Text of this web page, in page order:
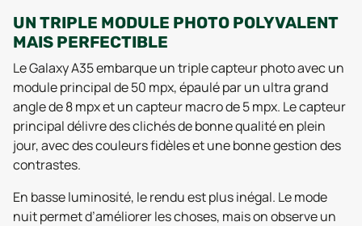
UN TRIPLE MODULE PHOTO POLYVALENT
MAIS PERFECTIBLE
Le Galaxy A35 embarque un triple capteur photo avec un
module principal de 50 mpx, épaulé par un ultra grand
angle de 8 mpx et un capteur macro de 5 mpx. Le capteur
principal délivre des clichés de bonne qualité en plein
jour, avec des couleurs fidèles et une bonne gestion des
contrastes.
En basse luminosité, le rendu est plus inégal. Le mode
nuit permet d’améliorer les choses, mais on observe un